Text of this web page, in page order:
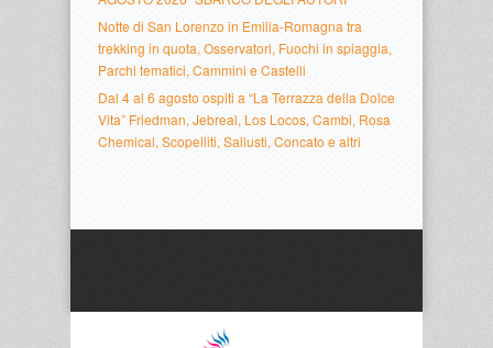
Notte di San Lorenzo in Emilia-Romagna tra
trekking in quota, Osservatori, Fuochi in spiaggia,
Parchi tematici, Cammini e Castelli
Dal 4 al 6 agosto ospiti a “La Terrazza della Dolce
Vita” Friedman, Jebreal, Los Locos, Cambi, Rosa
Chemical, Scopelliti, Sallusti, Concato e altri